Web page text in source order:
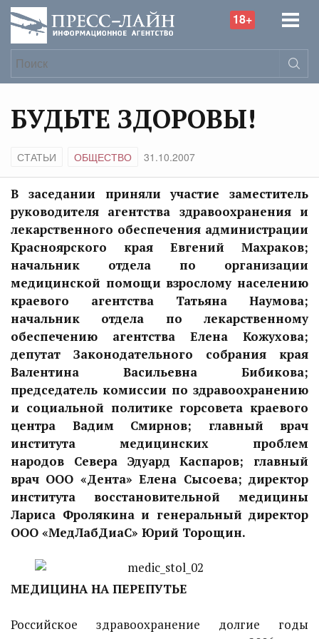
18+
БУДЬТЕ ЗДОРОВЫ!
СТАТЬИ ОБЩЕСТВО 31.10.2007
В заседании приняли участие заместитель
руководителя агентства здравоохранения и
лекарственного обеспечения администрации
Красноярского края Евгений Махраков;
начальник отдела по организации
медицинской помощи взрослому населению
краевого агентства Татьяна Наумова;
начальник отдела по лекарственному
обеспечению агентства Елена Кожухова;
депутат Законодательного собрания края
Валентина Васильевна Бибикова;
председатель комиссии по здравоохранению
и социальной политике горсовета краевого
центра Вадим Смирнов; главный врач
института медицинских проблем
народов Севера Эдуард Каспаров; главный
врач ООО «Дента» Елена Сысоева; директор
института восстановительной медицины
Лариса Фролякина и генеральный директор
ООО «МедЛабДиаС» Юрий Торощин.
МЕДИЦИНА НА ПЕРЕПУТЬЕ
Российское здравоохранение долгие годы